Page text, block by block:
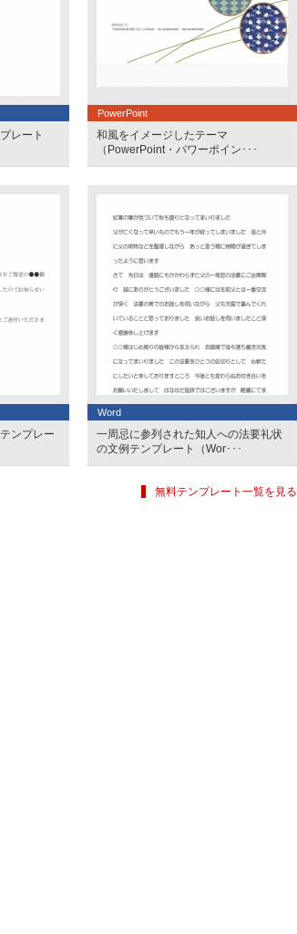
レート
PowerPoint
和風をイメージしたテーマ
（PowerPoint・パワーポイン･･･
ンプレー
Word
一周忌に参列された知人への法要礼状
の文例テンプレート（Wor･･･
無料テンプレート一覧を見る